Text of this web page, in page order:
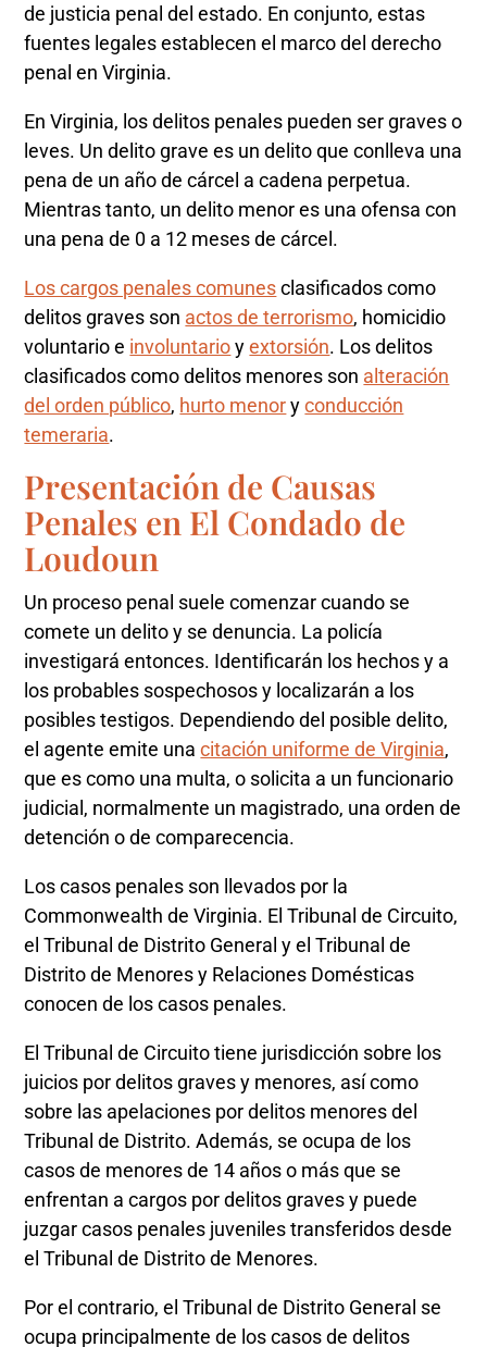
de justicia penal del estado. En conjunto, estas
fuentes legales establecen el marco del derecho
penal en Virginia.
En Virginia, los delitos penales pueden ser graves o
leves. Un delito grave es un delito que conlleva una
pena de un año de cárcel a cadena perpetua.
Mientras tanto, un delito menor es una ofensa con
una pena de 0 a 12 meses de cárcel.
Los cargos penales comunes clasificados como
delitos graves son actos de terrorismo, homicidio
voluntario e involuntario y extorsión. Los delitos
clasificados como delitos menores son alteración
del orden público, hurto menor y conducción
temeraria.
Presentación de Causas
Penales en El Condado de
Loudoun
Un proceso penal suele comenzar cuando se
comete un delito y se denuncia. La policía
investigará entonces. Identificarán los hechos y a
los probables sospechosos y localizarán a los
posibles testigos. Dependiendo del posible delito,
el agente emite una citación uniforme de Virginia,
que es como una multa, o solicita a un funcionario
judicial, normalmente un magistrado, una orden de
detención o de comparecencia.
Los casos penales son llevados por la
Commonwealth de Virginia. El Tribunal de Circuito,
el Tribunal de Distrito General y el Tribunal de
Distrito de Menores y Relaciones Domésticas
conocen de los casos penales.
El Tribunal de Circuito tiene jurisdicción sobre los
juicios por delitos graves y menores, así como
sobre las apelaciones por delitos menores del
Tribunal de Distrito. Además, se ocupa de los
casos de menores de 14 años o más que se
enfrentan a cargos por delitos graves y puede
juzgar casos penales juveniles transferidos desde
el Tribunal de Distrito de Menores.
Por el contrario, el Tribunal de Distrito General se
ocupa principalmente de los casos de delitos